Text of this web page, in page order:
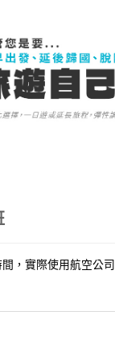
，實際使用航空公